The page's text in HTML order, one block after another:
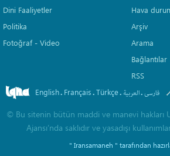
Dini Faaliyetler
Politika
Fotoğraf - Video
Hava
Arşiv
Arama
Bağlantılar
RSS
English. Français.Türkçe. العربیة.فارسی
© Bu sitenin bütün maddi ve manevi hakları
Ajansı’nda saklıdır ve yasadışı
" Iransamaneh " tarafından